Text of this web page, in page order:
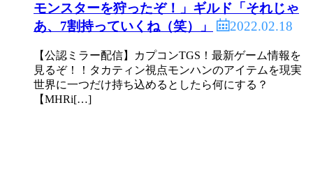
モンスターを狩ったぞ！」ギルド「それじゃ
あ、7割持っていくね（笑）」
2022.02.18
【公認ミラー配信】カプコンTGS！最新ゲーム情報を
見るぞ！！タカティン視点モンハンのアイテムを現実
世界に一つだけ持ち込めるとしたら何にする？
【MHRi[…]